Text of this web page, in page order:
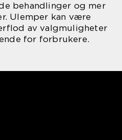
behandlinger og mer
Ulemper kan være
av valgmuligheter
for forbrukere.